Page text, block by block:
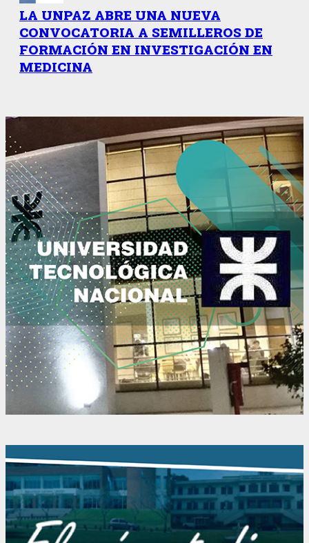
LA UNPAZ ABRE UNA NUEVA
CONVOCATORIA A SEMILLEROS DE
FORMACIÓN EN INVESTIGACIÓN EN
MEDICINA